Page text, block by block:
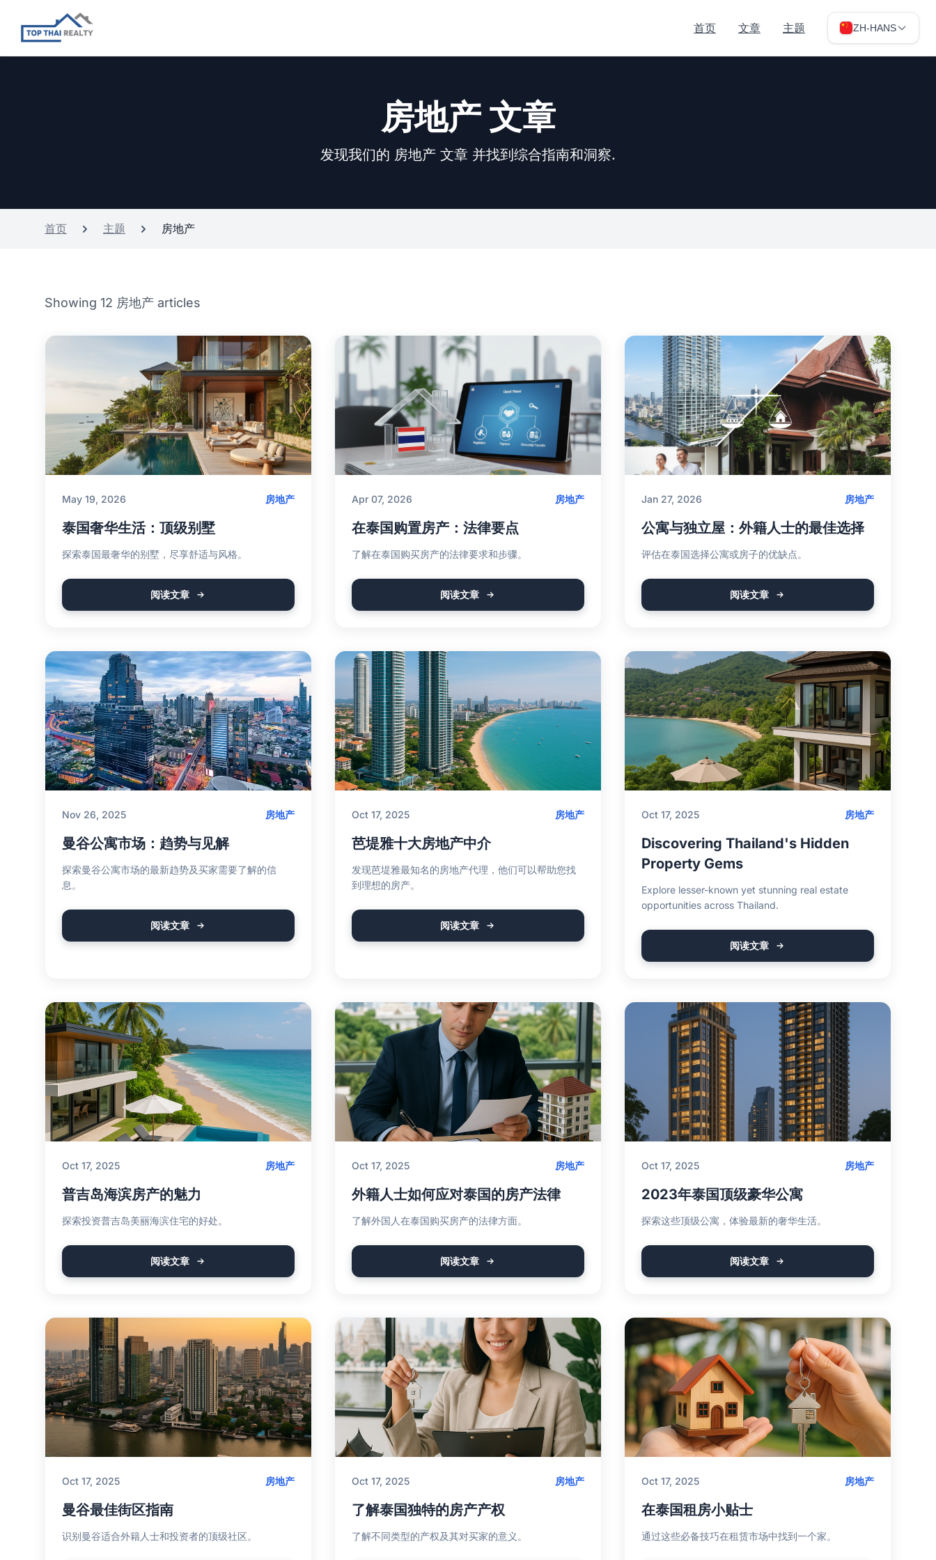
首页 文章 主题 ZH-HANS
房地产 文章
发现我们的 房地产 文章 并找到综合指南和洞察.
首页 主题 房地产
Showing 12 房地产 articles
May 19, 2026 房地产
泰国奢华生活：顶级别墅
探索泰国最奢华的别墅，尽享舒适与风格。
阅读文章
Apr 07, 2026 房地产
在泰国购置房产：法律要点
了解在泰国购买房产的法律要求和步骤。
阅读文章
Jan 27, 2026 房地产
公寓与独立屋：外籍人士的最佳选择
评估在泰国选择公寓或房子的优缺点。
阅读文章
Nov 26, 2025 房地产
曼谷公寓市场：趋势与见解
探索曼谷公寓市场的最新趋势及买家需要了解的信
息。
阅读文章
Oct 17, 2025 房地产
芭堤雅十大房地产中介
发现芭堤雅最知名的房地产代理，他们可以帮助您找
到理想的房产。
阅读文章
Oct 17, 2025 房地产
Discovering Thailand's Hidden
Property Gems
Explore lesser-known yet stunning real estate
opportunities across Thailand.
阅读文章
Oct 17, 2025 房地产
普吉岛海滨房产的魅力
探索投资普吉岛美丽海滨住宅的好处。
阅读文章
Oct 17, 2025 房地产
外籍人士如何应对泰国的房产法律
了解外国人在泰国购买房产的法律方面。
阅读文章
Oct 17, 2025 房地产
2023年泰国顶级豪华公寓
探索这些顶级公寓，体验最新的奢华生活。
阅读文章
Oct 17, 2025 房地产
曼谷最佳街区指南
识别曼谷适合外籍人士和投资者的顶级社区。
Oct 17, 2025 房地产
了解泰国独特的房产产权
了解不同类型的产权及其对买家的意义。
Oct 17, 2025 房地产
在泰国租房小贴士
通过这些必备技巧在租赁市场中找到一个家。